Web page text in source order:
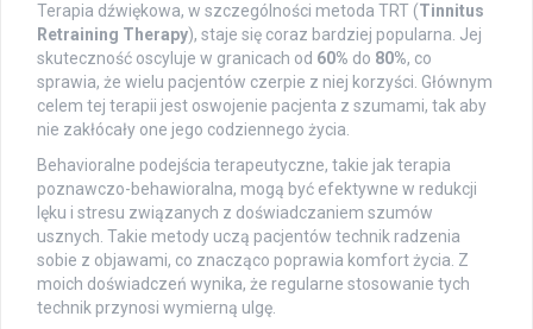
Terapia dźwiękowa, w szczególności metoda TRT (Tinnitus
Retraining Therapy), staje się coraz bardziej popularna. Jej
skuteczność oscyluje w granicach od 60% do 80%, co
sprawia, że wielu pacjentów czerpie z niej korzyści. Głównym
celem tej terapii jest oswojenie pacjenta z szumami, tak aby
nie zakłócały one jego codziennego życia.
Behavioralne podejścia terapeutyczne, takie jak terapia
poznawczo-behawioralna, mogą być efektywne w redukcji
lęku i stresu związanych z doświadczaniem szumów
usznych. Takie metody uczą pacjentów technik radzenia
sobie z objawami, co znacząco poprawia komfort życia. Z
moich doświadczeń wynika, że regularne stosowanie tych
technik przynosi wymierną ulgę.